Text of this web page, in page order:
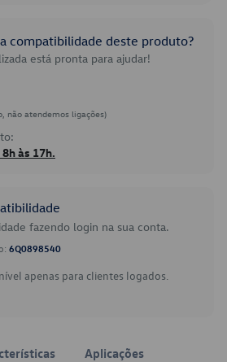
compatibilidade deste produto?
está pronta para ajudar!
não atendemos ligações)
às 17h.
fazendo login na sua conta.
6Q0898540
apenas para clientes logados.
Aplicações